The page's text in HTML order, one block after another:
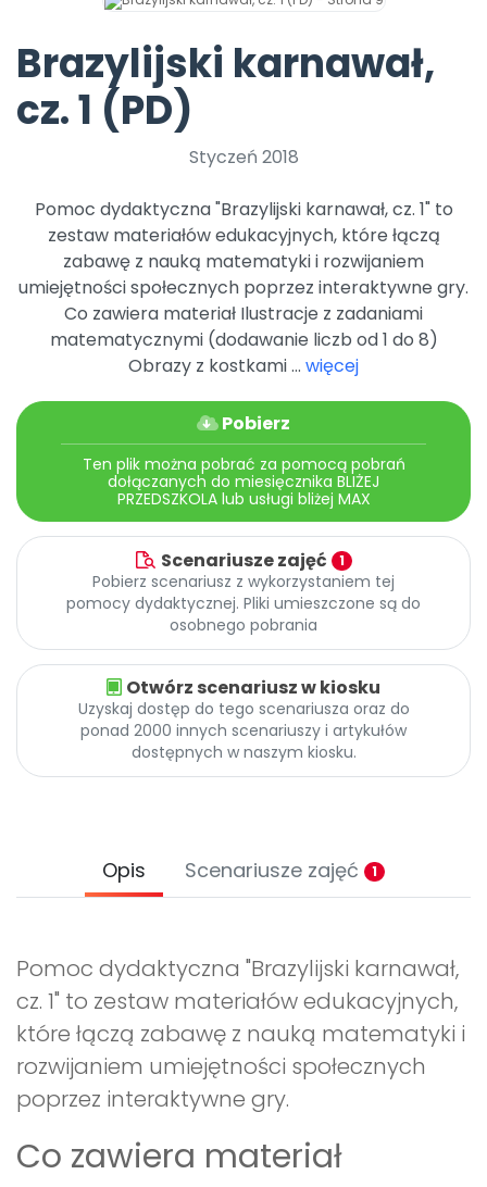
Archiwalne numery
Pomoc
Brazylijski karnawał,
cz. 1 (PD)
Styczeń 2018
Pomoc dydaktyczna "Brazylijski karnawał, cz. 1" to
zestaw materiałów edukacyjnych, które łączą
zabawę z nauką matematyki i rozwijaniem
umiejętności społecznych poprzez interaktywne gry.
Co zawiera materiał Ilustracje z zadaniami
matematycznymi (dodawanie liczb od 1 do 8)
Obrazy z kostkami ... więcej
Pobierz
Ten plik można pobrać za pomocą pobrań
dołączanych do miesięcznika BLIŻEJ
PRZEDSZKOLA lub usługi bliżej MAX
Scenariusze zajęć 1
Pobierz scenariusz z wykorzystaniem tej
pomocy dydaktycznej. Pliki umieszczone są do
osobnego pobrania
Otwórz scenariusz w kiosku
Uzyskaj dostęp do tego scenariusza oraz do
ponad 2000 innych scenariuszy i artykułów
dostępnych w naszym kiosku.
Opis Scenariusze zajęć 1
Pomoc dydaktyczna "Brazylijski karnawał,
cz. 1" to zestaw materiałów edukacyjnych,
które łączą zabawę z nauką matematyki i
rozwijaniem umiejętności społecznych
poprzez interaktywne gry.
Co zawiera materiał